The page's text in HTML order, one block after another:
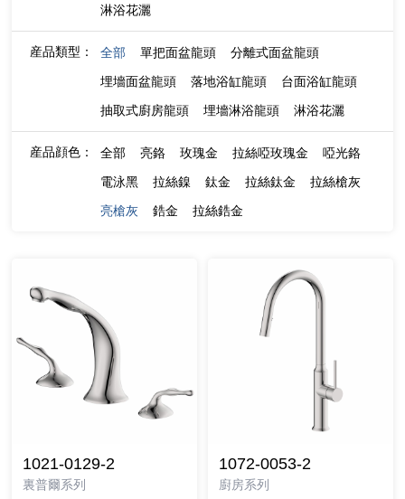
淋浴花灑
産品類型： 全部 單把面盆龍頭
分離式面盆龍頭
埋墻面盆龍頭
落地浴缸龍頭
台面浴缸龍頭
抽取式廚房龍頭
埋墻淋浴龍頭 淋浴花灑
産品顔色： 全部 亮鉻 玫瑰金 拉絲啞玫瑰金
啞光鉻
電泳黑
拉絲鎳 鈦金 拉絲鈦金
拉絲槍灰
亮槍灰
鋯金 拉絲鋯金
1021-0129-2
裏普爾系列
1072-0053-2
廚房系列